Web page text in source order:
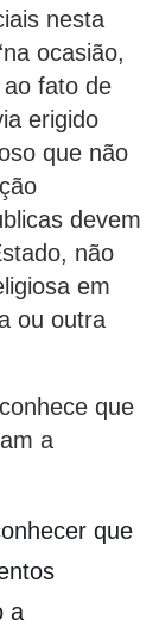
nesta
ocasião,
fato de
erigido
que não
devem
não
em
ou outra
que
a
que
a